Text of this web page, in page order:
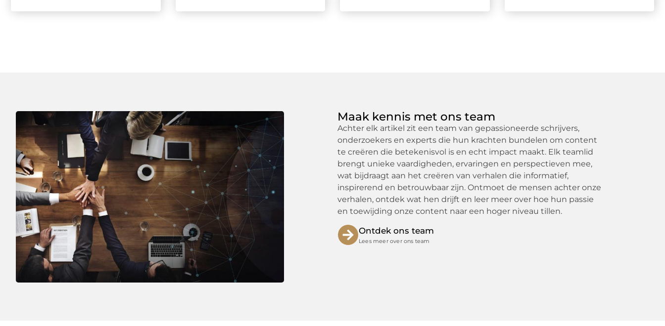
Maak kennis met ons team
Achter elk artikel zit een team van gepassioneerde schrijvers,
onderzoekers en experts die hun krachten bundelen om content
te creëren die betekenisvol is en echt impact maakt. Elk teamlid
brengt unieke vaardigheden, ervaringen en perspectieven mee,
wat bijdraagt aan het creëren van verhalen die informatief,
inspirerend en betrouwbaar zijn. Ontmoet de mensen achter onze
verhalen, ontdek wat hen drijft en leer meer over hoe hun passie
en toewijding onze content naar een hoger niveau tillen.
Ontdek ons team
Lees meer over ons team